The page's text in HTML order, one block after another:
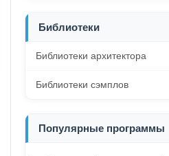
Библиотеки
Библиотеки архитектора
Библиотеки сэмплов
Популярные программы